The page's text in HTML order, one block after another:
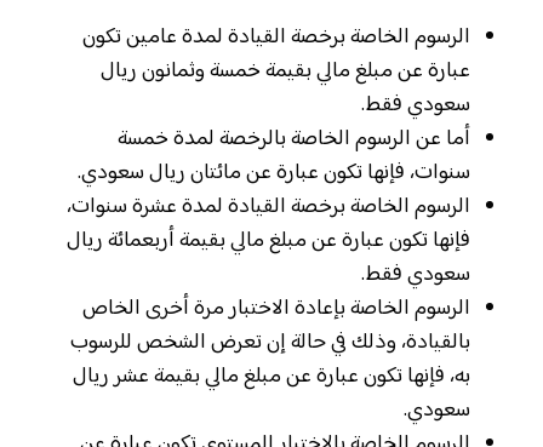
الرسوم الخاصة برخصة القيادة لمدة عامين تكون
عبارة عن مبلغ مالي بقيمة خمسة وثمانون ريال
سعودي فقط.
أما عن الرسوم الخاصة بالرخصة لمدة خمسة
سنوات، فإنها تكون عبارة عن مائتان ريال سعودي.
الرسوم الخاصة برخصة القيادة لمدة عشرة سنوات،
فإنها تكون عبارة عن مبلغ مالي بقيمة أربعمائة ريال
سعودي فقط.
الرسوم الخاصة بإعادة الاختبار مرة أخرى الخاص
بالقيادة، وذلك في حالة إن تعرض الشخص للرسوب
به، فإنها تكون عبارة عن مبلغ مالي بقيمة عشر ريال
سعودي.